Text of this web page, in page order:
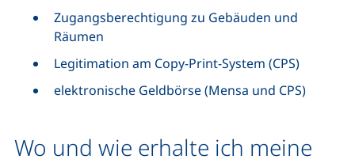
Zugangsberechtigung zu Gebäuden und
Räumen
Legitimation am Copy-Print-System (CPS)
elektronische Geldbörse (Mensa und CPS)
Wo und wie erhalte ich meine